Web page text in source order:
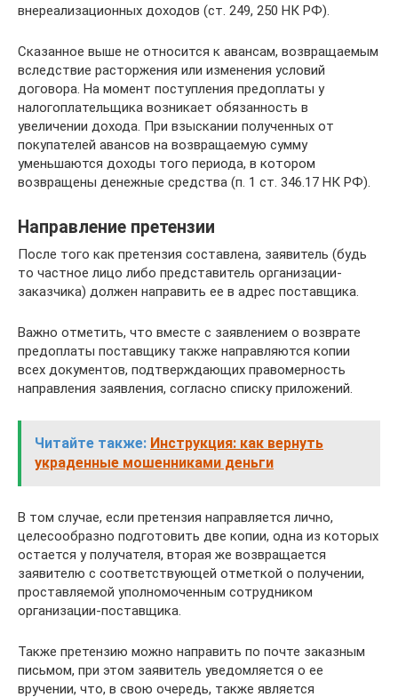
внереализационных доходов (ст. 249, 250 НК РФ).
Сказанное выше не относится к авансам, возвращаемым
вследствие расторжения или изменения условий
договора. На момент поступления предоплаты у
налогоплательщика возникает обязанность в
увеличении дохода. При взыскании полученных от
покупателей авансов на возвращаемую сумму
уменьшаются доходы того периода, в котором
возвращены денежные средства (п. 1 ст. 346.17 НК РФ).
Направление претензии
После того как претензия составлена, заявитель (будь
то частное лицо либо представитель организации-
заказчика) должен направить ее в адрес поставщика.
Важно отметить, что вместе с заявлением о возврате
предоплаты поставщику также направляются копии
всех документов, подтверждающих правомерность
направления заявления, согласно списку приложений.
Читайте также: Инструкция: как вернуть
украденные мошенниками деньги
В том случае, если претензия направляется лично,
целесообразно подготовить две копии, одна из которых
остается у получателя, вторая же возвращается
заявителю с соответствующей отметкой о получении,
проставляемой уполномоченным сотрудником
организации-поставщика.
Также претензию можно направить по почте заказным
письмом, при этом заявитель уведомляется о ее
вручении, что, в свою очередь, также является